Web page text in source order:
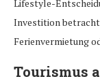
Lifestyle-
Investition
Ferienvermietung
Tourismus